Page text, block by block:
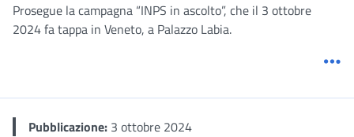
Prosegue la campagna “INPS in ascolto”, che il 3 ottobre
2024 fa tappa in Veneto, a Palazzo Labia.
Pubblicazione: 3 ottobre 2024